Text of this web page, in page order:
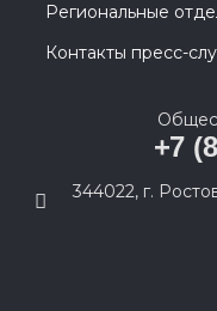
Региональные
Контакты пресс-
+7
344022, г.